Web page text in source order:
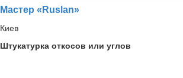
Мастер «Ruslan»
Киев
Штукатурка откосов или углов